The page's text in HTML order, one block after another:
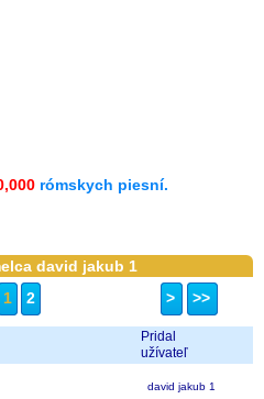
rómskych piesní.
david jakub 1
1
2 > >>
Pridal
užívateľ
david jakub 1